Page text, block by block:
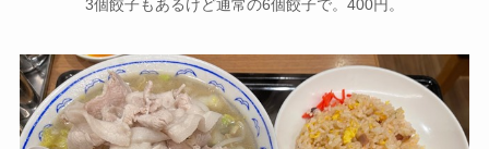
3個餃子もあるけど通常の6個餃子で。400円。